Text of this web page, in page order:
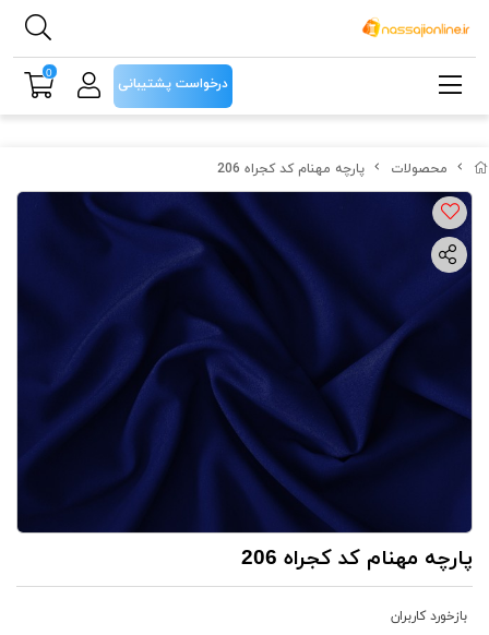
محصولات پارچه مهنام کد کجراه 206
پارچه مهنام کد کجراه 206
بازخورد کاربران
درخواست پشتیبانی
0